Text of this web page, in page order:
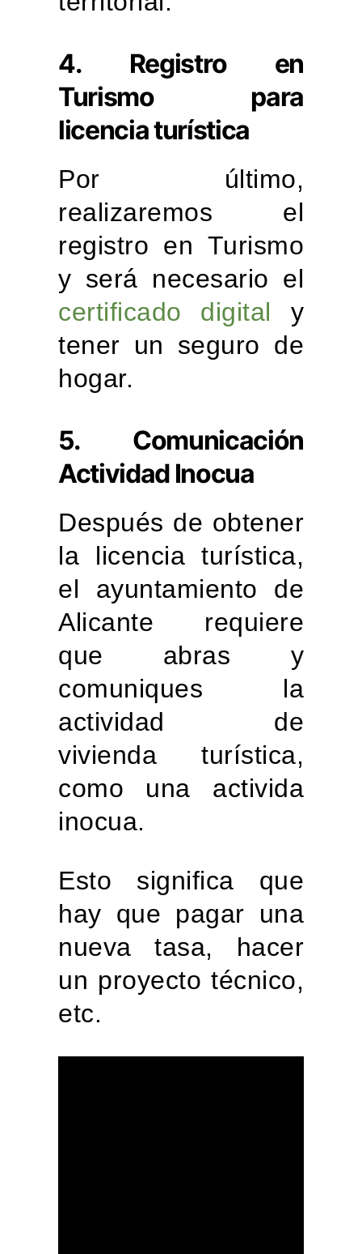
4. Registro en
Turismo para
licencia turística
Por último,
realizaremos el
registro en Turismo
y será necesario el
certificado digital y
tener un seguro de
hogar.
5. Comunicación
Actividad Inocua
Después de obtener
la licencia turística,
el ayuntamiento de
Alicante requiere
que abras y
comuniques la
actividad de
vivienda turística,
como una activida
inocua.
Esto significa que
hay que pagar una
nueva tasa, hacer
un proyecto técnico,
etc.